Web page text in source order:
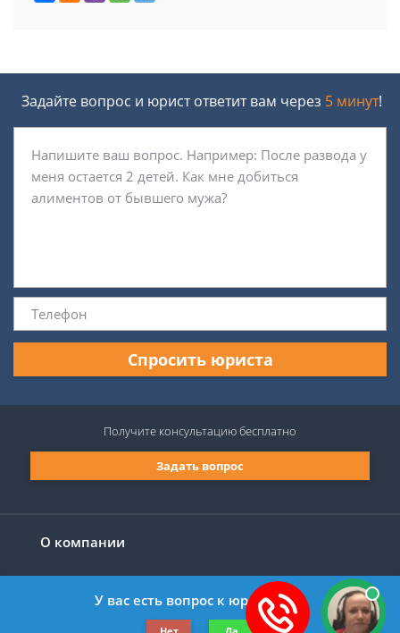
Задайте вопрос и юрист ответит вам через 5 минут!
Спросить юриста
О компании
©2019-2026 Все права защищены.
Задать вопрос
Получите консультациюбесплатно
У вас есть вопрос к юристу?
Нет Да